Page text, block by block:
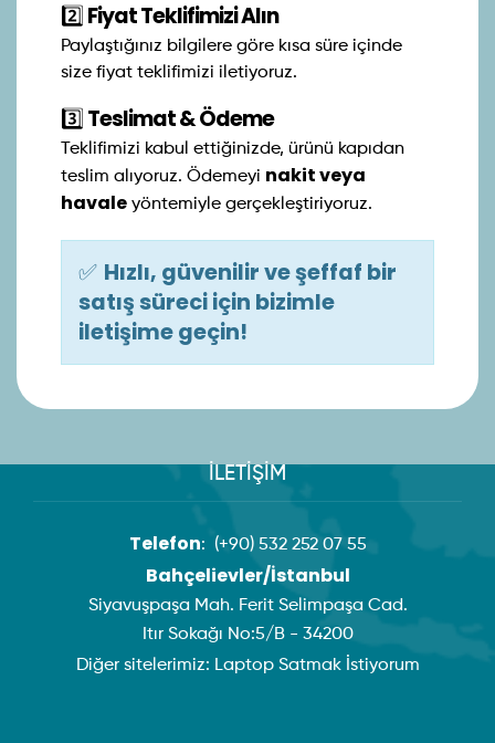
2️⃣ Fiyat Teklifimizi Alın
Paylaştığınız bilgilere göre kısa süre içinde
size fiyat teklifimizi iletiyoruz.
3️⃣ Teslimat & Ödeme
Teklifimizi kabul ettiğinizde, ürünü kapıdan
teslim alıyoruz. Ödemeyi nakit veya
havale yöntemiyle gerçekleştiriyoruz.
✅ Hızlı, güvenilir ve şeffaf bir
satış süreci için bizimle
iletişime geçin!
İLETİŞİM
Telefon: (+90) 532 252 07 55
Bahçelievler/İstanbul
Siyavuşpaşa Mah. Ferit Selimpaşa Cad.
Itır Sokağı No:5/B - 34200
Diğer sitelerimiz: Laptop Satmak İstiyorum